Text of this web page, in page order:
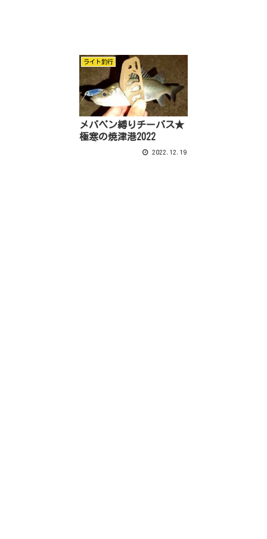
ライト釣行
メバペン縛りチーバス★
極寒の焼津港2022
2022.12.19